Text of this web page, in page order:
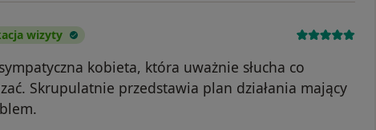
wizyty
kobieta, która uważnie słucha co
Skrupulatnie przedstawia plan działania mający